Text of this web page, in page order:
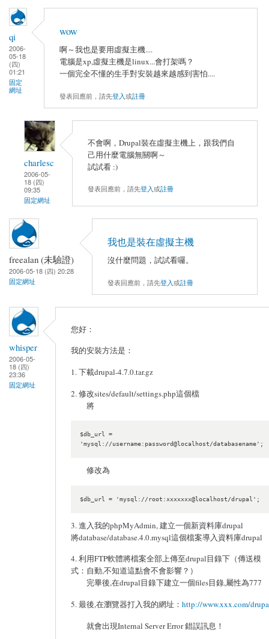
qi
2006-
05-18
(四)
01:21
固定
網址
wow
啊～我也是要用虛擬主機....
電腦是xp,虛擬主機是linux...會打架嗎？
一個完全不懂的生手對安裝越來越感到害怕....
發表回應前，請先登入或註冊
charlesc
2006-05-
18 (四)
09:35
固定網址
不會啊，Drupal裝在虛擬主機上，跟我們自
己用什麼電腦無關啊～
試試看 :)
發表回應前，請先登入或註冊
freealan (未驗證)
2006-05-18 (四) 20:28
固定網址
我也是裝在虛擬主機
沒什麼問題，試試看囉。
發表回應前，請先登入或註冊
whisper
2006-05-
18 (四)
23:36
固定網址
您好：
我的安裝方法是：
1. 下載drupal-4.7.0.tar.gz
2. 修改sites/default/settings.php這個檔
將
$db_url =
'mysql://username:password@localhost/databasename';
修改為
$db_url = 'mysql://root:xxxxxxx@localhost/drupal';
3. 進入我的phpMyAdmin, 建立一個新資料庫drupal
將database/database.4.0.mysql這個檔案導入資料庫drupal
4. 利用FTP軟體將檔案全部上傳至drupal目錄下（傳送模
式：自動,不知道這點會不會影響？）
完畢後,在drupal目錄下建立一個files目錄,屬性為777
5. 最後,在瀏覽器打入我的網址： http://www.xxx.com/
就會出現Internal Server Error 錯誤訊息！